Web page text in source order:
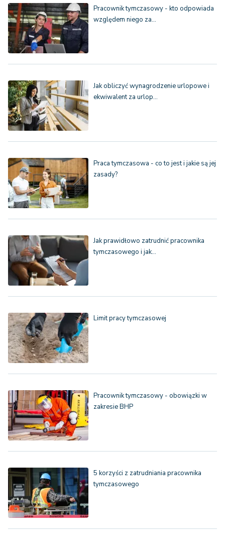
Pracownik tymczasowy - kto odpowiada
względem niego za…
Jak obliczyć wynagrodzenie urlopowe i
ekwiwalent za urlop…
Praca tymczasowa - co to jest i jakie są jej
zasady?
Jak prawidłowo zatrudnić pracownika
tymczasowego i jak…
Limit pracy tymczasowej
Pracownik tymczasowy - obowiązki w
zakresie BHP
5 korzyści z zatrudniania pracownika
tymczasowego